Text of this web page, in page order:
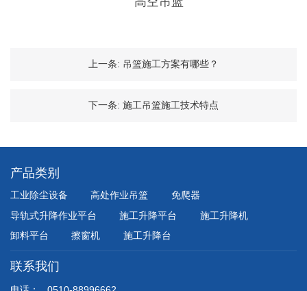
上一条: 吊篮施工方案有哪些？
下一条: 施工吊篮施工技术特点
产品类别
工业除尘设备 高处作业吊篮
免爬器
导轨式升降作业平台
施工升降平台
施工升降机
卸料平台
擦窗机 施工升降台
联系我们